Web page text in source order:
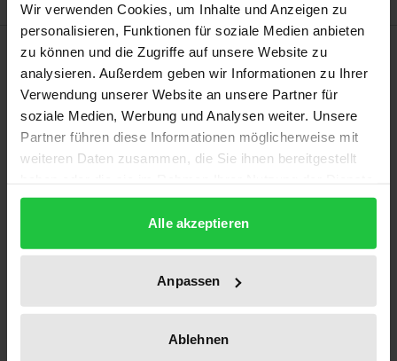
Wir verwenden Cookies, um Inhalte und Anzeigen zu
personalisieren, Funktionen für soziale Medien anbieten
zu können und die Zugriffe auf unsere Website zu
analysieren. Außerdem geben wir Informationen zu Ihrer
Verwendung unserer Website an unsere Partner für
soziale Medien, Werbung und Analysen weiter. Unsere
Partner führen diese Informationen möglicherweise mit
weiteren Daten zusammen, die Sie ihnen bereitgestellt
gesammelt haben.
Alle akzeptieren
Anpassen
Ablehnen
Description
Am 28. August 2020 wäre Georg Wilhelm Friedrich
Hegel (1770–1831) zweihundertfünfzig Jahre alt
geworden. Zu diesem Anlass setzt sich Karin
Hegelschen Dialektik für die
geisteswissenschaftliche Forschung auseinander. Sie
plädiert dafür, dass Hegels anthropologische
Axiomatik als das Bleibende und Vorwärtsgerichtete
In Hegels Frühwerk, der „Phänomenologie des